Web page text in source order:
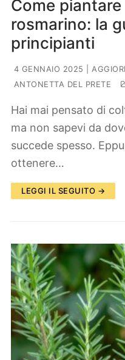
Come
rosmarino: la
principianti
4 GENNAIO 2025 |
ANTONETTA DEL PRETE
Hai mai pensato di
ma non sapevi da
succede spesso.
ottenere…
LEGGI IL SEGUITO →